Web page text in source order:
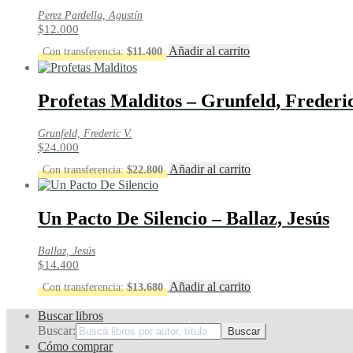
Perez Pardella, Agustín
$12.000
Con transferencia:$11.400 Añadir al carrito
Profetas Malditos – Grunfeld,
Grunfeld, Frederic V.
$24.000
Con transferencia:$22.800 Añadir al carrito
Un Pacto De Silencio – Ballaz, Jesús
Ballaz, Jesús
$14.400
Con transferencia:$13.680 Añadir al carrito
Buscar libros
Buscar:
Cómo comprar